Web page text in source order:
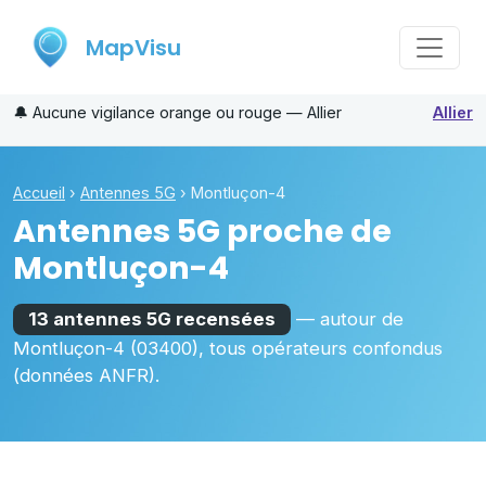
MapVisu
🔔 Aucune vigilance orange ou rouge — Allier Allier
Accueil › Antennes 5G › Montluçon-4
Antennes 5G proche de
Montluçon-4
13 antennes 5G recensées
— autour de
Montluçon-4 (03400), tous opérateurs confondus
(données ANFR).